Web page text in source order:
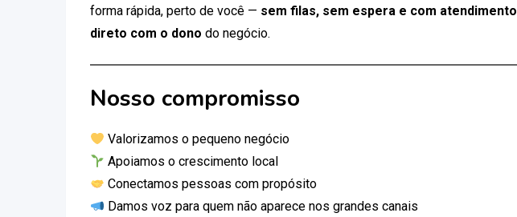
forma rápida, perto de você — sem filas, sem espera e com atendimento
direto com o dono do negócio.
Nosso compromisso
Valorizamos o pequeno negócio
Apoiamos o crescimento local
Conectamos pessoas com propósito
Damos voz para quem não aparece nos grandes canais